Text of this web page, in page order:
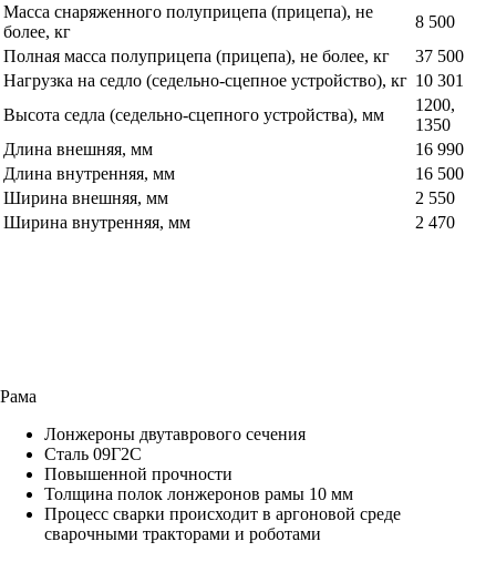
Масса снаряженного полуприцепа (прицепа), не
более, кг
8 500
Полная масса полуприцепа (прицепа), не более, кг
37 500
Нагрузка на седло (седельно-сцепное устройство), кг 10 301
Высота седла (седельно-сцепного устройства), мм
1200,
1350
Длина внешняя, мм
16 990
Длина внутренняя, мм
16 500
Ширина внешняя, мм
2 550
Ширина внутренняя, мм
2 470
Рама
Лонжероны двутаврового сечения
Сталь 09Г2С
Повышенной прочности
Толщина полок лонжеронов рамы 10 мм
Процесс сварки происходит в аргоновой среде
сварочными тракторами и роботами